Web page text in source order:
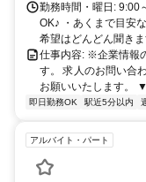
勤務時間・曜日: 9:00
OK♪ ・あくまで目安
希望はどんどん聞き
仕事内容: ※企業情報
す。 求人のお問い合
お願いいたします
即日勤務OK 駅近5分以内
アルバイト・パート